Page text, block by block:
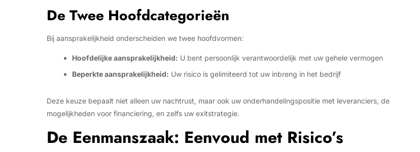
De Twee Hoofdcategorieën
Bij aansprakelijkheid onderscheiden we twee hoofdvormen:
Hoofdelijke aansprakelijkheid: U bent persoonlijk verantwoordelijk met uw gehele vermogen
Beperkte aansprakelijkheid: Uw risico is gelimiteerd tot uw inbreng in het bedrijf
Deze keuze bepaalt niet alleen uw nachtrust, maar ook uw onderhandelingspositie met leveranciers, de
mogelijkheden voor financiering, en zelfs uw exitstrategie.
De Eenmanszaak: Eenvoud met Risico’s